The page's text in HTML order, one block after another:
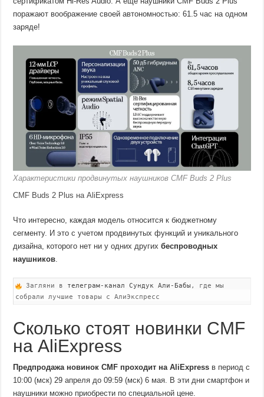
поражают воображение своей автономностью: 61.5 час на одном
заряде!
Характеристики продвинутых наушников CMF Buds 2 Plus
CMF Buds 2 Plus на AliExpress
Что интересно, каждая модель относится к бюджетному
сегменту. И это с учетом продвинутых функций и уникального
дизайна, которого нет ни у одних другихбеспроводных
наушников.
Загляни в телеграм-канал Сундук Али-Бабы , где мы
собрали лучшие товары с АлиЭкспресс
Сколько стоят новинки CMF
на AliExpress
Предпродажа новинок CMF проходит на AliExpress в период с
10:00 (мск) 29 апреля до 09:59 (мск) 6 мая. В эти дни смартфон и
наушники можно приобрести по специальной цене.